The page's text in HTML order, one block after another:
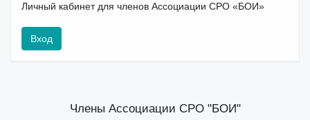
Личный кабинет для членов Ассоциации СРО «БОИ»
Вход
Члены Ассоциации СРО "БОИ"